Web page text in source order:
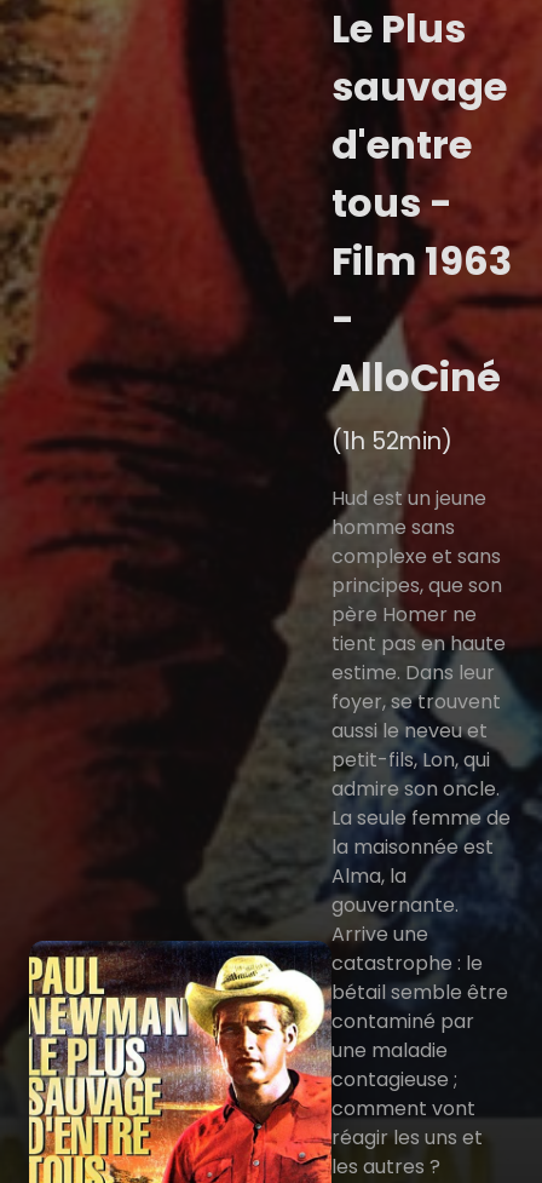
Le Plus
sauvage
d'entre
tous -
Film 1963
-
AlloCiné
(1h 52min)
Hud est un jeune
homme sans
complexe et sans
principes, que son
père Homer ne
tient pas en haute
estime. Dans leur
foyer, se trouvent
aussi le neveu et
petit-fils, Lon, qui
admire son oncle.
La seule femme de
la maisonnée est
Alma, la
gouvernante.
Arrive une
catastrophe : le
bétail semble être
contaminé par
une maladie
contagieuse ;
comment vont
réagir les uns et
les autres ?